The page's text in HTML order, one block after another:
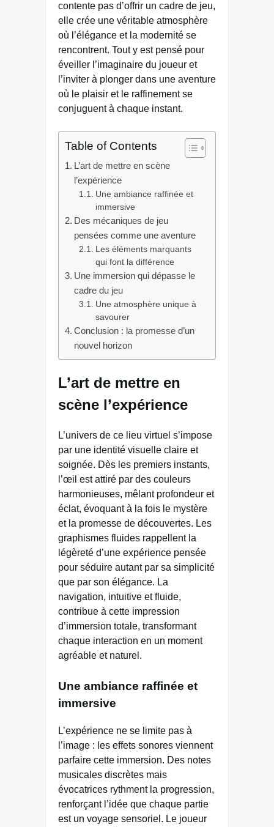
contente pas d’offrir un cadre de jeu,
elle crée une véritable atmosphère
où l’élégance et la modernité se
rencontrent. Tout y est pensé pour
éveiller l’imaginaire du joueur et
l’inviter à plonger dans une aventure
où le plaisir et le raffinement se
conjuguent à chaque instant.
Table of Contents
L’art de mettre en scène
l’expérience
Une ambiance raffinée et
immersive
Des mécaniques de jeu
pensées comme une aventure
Les éléments marquants
qui font la différence
Une immersion qui dépasse le
cadre du jeu
Une atmosphère unique à
savourer
Conclusion : la promesse d’un
nouvel horizon
L’art de mettre en
scène l’expérience
L’univers de ce lieu virtuel s’impose
par une identité visuelle claire et
soignée. Dès les premiers instants,
l’œil est attiré par des couleurs
harmonieuses, mêlant profondeur et
éclat, évoquant à la fois le mystère
et la promesse de découvertes. Les
graphismes fluides rappellent la
légèreté d’une expérience pensée
pour séduire autant par sa simplicité
que par son élégance. La
navigation, intuitive et fluide,
contribue à cette impression
d’immersion totale, transformant
chaque interaction en un moment
agréable et naturel.
Une ambiance raffinée et
immersive
L’expérience ne se limite pas à
l’image : les effets sonores viennent
parfaire cette immersion. Des notes
musicales discrètes mais
évocatrices rythment la progression,
renforçant l’idée que chaque partie
est un voyage sensoriel. Le joueur